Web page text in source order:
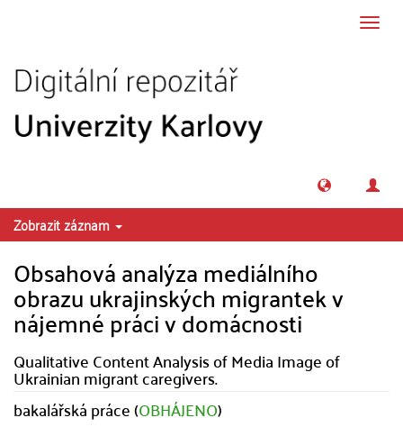
Zobrazit záznam
Obsahová analýza mediálního
obrazu ukrajinských migrantek v
nájemné práci v domácnosti
Qualitative Content Analysis of Media Image of
Ukrainian migrant caregivers.
bakalářská práce (OBHÁJENO)